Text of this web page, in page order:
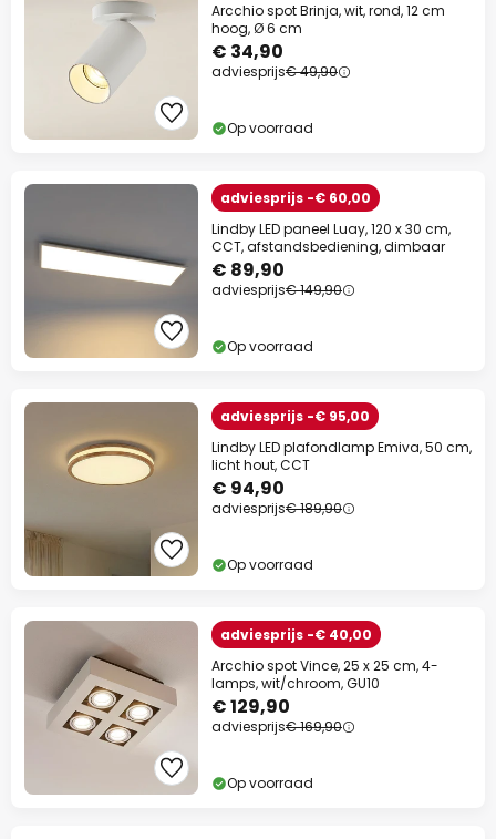
Arcchio spot Brinja, wit, rond, 12 cm
hoog, Ø 6 cm
€ 34,90
adviesprijs€ 49,90
Op voorraad
adviesprijs -€ 60,00
Lindby LED paneel Luay, 120 x 30 cm,
CCT, afstandsbediening, dimbaar
€ 89,90
adviesprijs€ 149,90
Op voorraad
adviesprijs -€ 95,00
Lindby LED plafondlamp Emiva, 50 cm,
licht hout, CCT
€ 94,90
adviesprijs€ 189,90
Op voorraad
adviesprijs -€ 40,00
Arcchio spot Vince, 25 x 25 cm, 4-
lamps, wit/chroom, GU10
€ 129,90
adviesprijs€ 169,90
Op voorraad